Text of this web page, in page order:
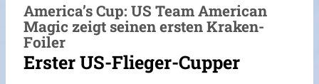
America’s Cup: US Team American
Magic zeigt seinen ersten Kraken-
Foiler
Erster US-Flieger-Cupper